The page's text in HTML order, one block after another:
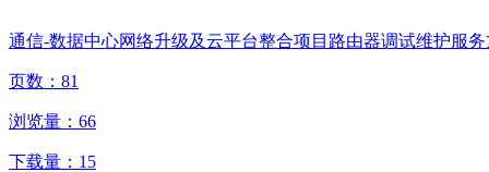
通信-数据中心网络升级及云平台整合项目路由器调试维护服
页数： 81
浏览量： 66
下载量： 15